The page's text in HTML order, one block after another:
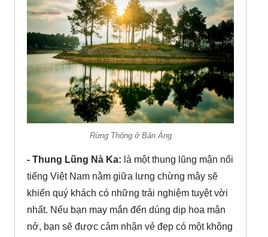
Rừng Thông ở Bản Áng
- Thung Lũng Nà Ka: là một thung lũng mận nổi
tiếng Việt Nam nằm giữa lưng chừng mây sẽ
khiến quý khách có những trải nghiệm tuyệt vời
nhất. Nếu bạn may mắn đến dúng dịp hoa mận
nở, bạn sẽ được cảm nhận vẻ đẹp có một không